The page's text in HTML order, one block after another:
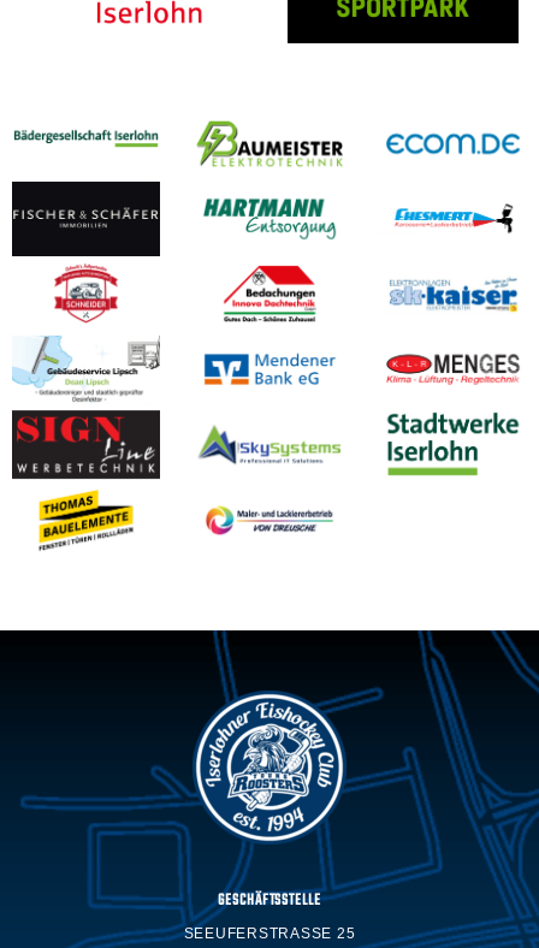
GESCHÄFTSSTELLE
SEEUFERSTRASSE 25